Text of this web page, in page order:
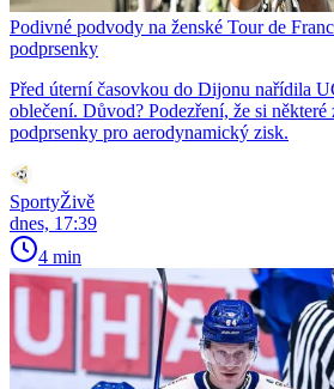
Podivné podvody na ženské Tour de
podprsenky
Před úterní časovkou do Dijonu nařídila
oblečení. Důvod? Podezření, že si
podprsenky pro aerodynamický zisk.
SportyŽivě
dnes, 17:39
4 min